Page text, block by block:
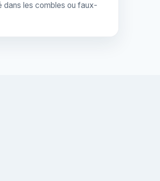
dans les combles ou faux-